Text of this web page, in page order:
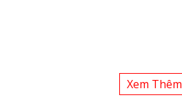
Xem Thêm